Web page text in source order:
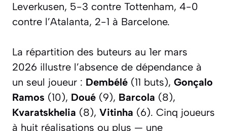
Leverkusen, 5-3 contre Tottenham, 4-0
contre l’Atalanta, 2-1 à Barcelone.
La répartition des buteurs au 1er mars
2026 illustre l’absence de dépendance à
un seul joueur : Dembélé (11 buts), Gonçalo
Ramos (10), Doué (9), Barcola (8),
Kvaratskhelia (8), Vitinha (6). Cinq joueurs
à huit réalisations ou plus — une